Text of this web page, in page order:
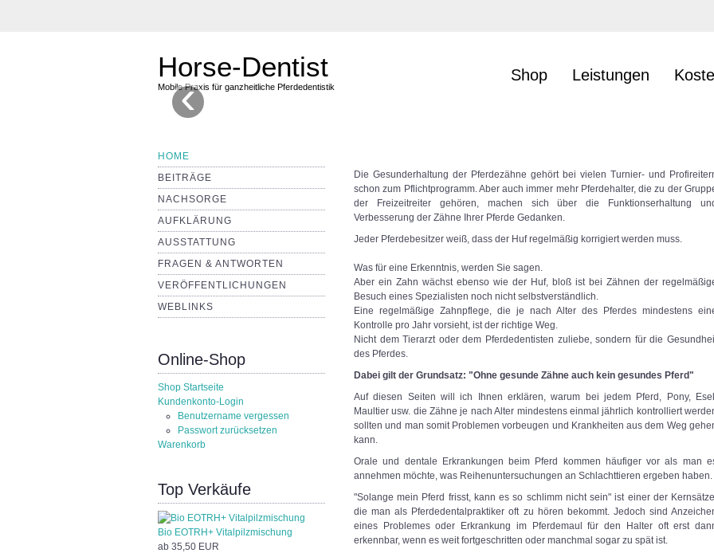
Horse-Dentist
Mobile Praxis für ganzheitliche Pferdedentistik
Shop Leistungen
‹
HOME
BEITRÄGE
NACHSORGE
AUFKLÄRUNG
AUSSTATTUNG
FRAGEN & ANTWORTEN
VERÖFFENTLICHUNGEN
WEBLINKS
Online-Shop
Shop Startseite
Kundenkonto-Login
Benutzername vergessen
Passwort zurücksetzen
Warenkorb
Top Verkäufe
Bio EOTRH+ Vitalpilzmischung
ab 35,50 EUR
Die Gesunderhaltung der Pferdezähne gehört bei vielen Turnier- und
schon zum Pflichtprogramm. Aber auch immer mehr Pferdehalter, die zu der
der Freizeitreiter gehören, machen sich über die Funktionserhaltung
Verbesserung der Zähne Ihrer Pferde Gedanken.
Jeder Pferdebesitzer weiß, dass der Huf regelmäßig korrigiert werden muss.
Was für eine Erkenntnis, werden Sie sagen.
Aber ein Zahn wächst ebenso wie der Huf, bloß ist bei Zähnen der
Besuch eines Spezialisten noch nicht selbstverständlich.
Eine regelmäßige Zahnpflege, die je nach Alter des Pferdes mindestens
Kontrolle pro Jahr vorsieht, ist der richtige Weg.
Nicht dem Tierarzt oder dem Pferdedentisten zuliebe, sondern für die
des Pferdes.
Dabei gilt der Grundsatz: "Ohne gesunde Zähne auch kein gesundes Pferd"
Auf diesen Seiten will ich Ihnen erklären, warum bei jedem Pferd, Pony,
Maultier usw. die Zähne je nach Alter mindestens einmal jährlich kontrolliert
sollten und man somit Problemen vorbeugen und Krankheiten aus dem Weg
kann.
Orale und dentale Erkrankungen beim Pferd kommen häufiger vor als man
annehmen möchte, was Reihenuntersuchungen an Schlachttieren ergeben haben.
"Solange mein Pferd frisst, kann es so schlimm nicht sein" ist einer der
die man als Pferdedentalpraktiker oft zu hören bekommt. Jedoch sind
eines Problemes oder Erkrankung im Pferdemaul für den Halter oft erst
erkennbar, wenn es weit fortgeschritten oder manchmal sogar zu spät ist.